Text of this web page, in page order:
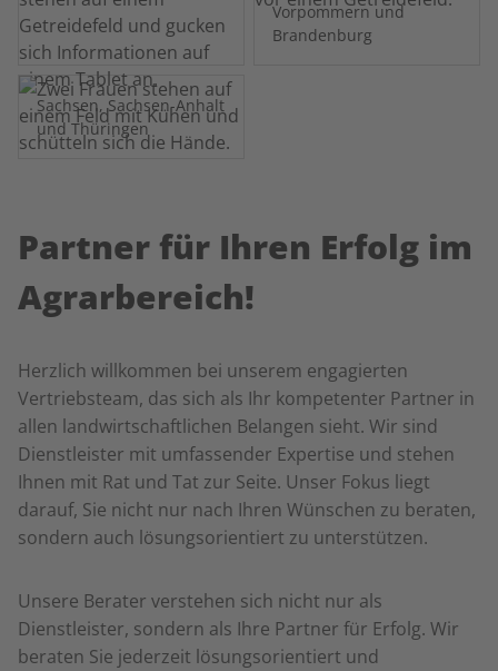
Vorpommern und
Brandenburg
Sachsen, Sachsen-Anhalt
und Thüringen
Partner für Ihren Erfolg im
Agrarbereich!
Herzlich willkommen bei unserem engagierten
Vertriebsteam, das sich als Ihr kompetenter Partner in
allen landwirtschaftlichen Belangen sieht. Wir sind
Dienstleister mit umfassender Expertise und stehen
Ihnen mit Rat und Tat zur Seite. Unser Fokus liegt
darauf, Sie nicht nur nach Ihren Wünschen zu beraten,
sondern auch lösungsorientiert zu unterstützen.
Unsere Berater verstehen sich nicht nur als
Dienstleister, sondern als Ihre Partner für Erfolg. Wir
beraten Sie jederzeit lösungsorientiert und